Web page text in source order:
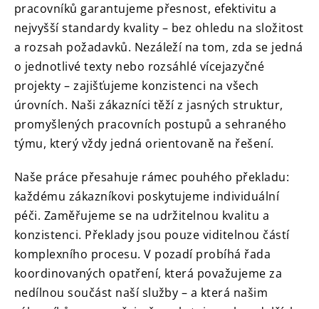
pracovníků garantujeme přesnost, efektivitu a
nejvyšší standardy kvality – bez ohledu na složitost
a rozsah požadavků. Nezáleží na tom, zda se jedná
o jednotlivé texty nebo rozsáhlé vícejazyčné
projekty – zajišťujeme konzistenci na všech
úrovních. Naši zákazníci těží z jasných struktur,
promyšlených pracovních postupů a sehraného
týmu, který vždy jedná orientovaně na řešení.
Naše práce přesahuje rámec pouhého překladu:
každému zákazníkovi poskytujeme individuální
péči. Zaměřujeme se na udržitelnou kvalitu a
konzistenci. Překlady jsou pouze viditelnou částí
komplexního procesu. V pozadí probíhá řada
koordinovaných opatření, která považujeme za
nedílnou součást naší služby – a která našim